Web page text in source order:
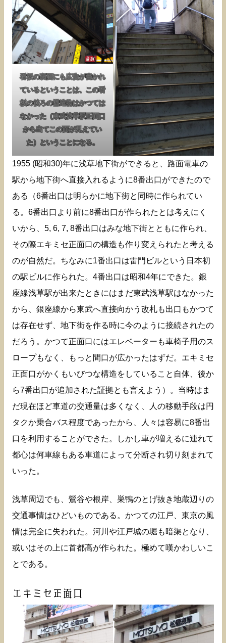
看板の裏面にも広告が書かれ
ているということは、この看
板の後ろの構造物はかつては
なかった（東武浅草駅正面口
から出てこの面が見えてい
た）ということになる。
1955 (昭和30)年に浅草地下街ができると、路面電車の
駅から地下街へ直接入れるように8番出口ができたので
ある（6番出口は明らかに地下街と同時に作られてい
る。6番出口より前に8番出口が作られたとは考えにく
いから、5, 6, 7, 8番出口はみな地下街とともに作られ、
その際エキミセ正面口の構造も作り変えられたと考える
のが自然だ。ちなみに1番出口は雷門ビルという日本初
の駅ビルに作られた。4番出口は昭和4年にできた。銀
座線浅草駅が出来たときにはまだ東武浅草駅はなかった
から、銀座線から東武へ直接向かう改札も出口もかつて
は存在せず、地下街を作る時に今のように接続されたの
だろう。かつて正面口にはエレベーターも車椅子用のス
ロープもなく、もっと間口が広かったはずだ。エキミセ
正面口がかくもいびつな構造をしていること自体、後か
ら7番出口が追加された証拠とも言えよう）。当時はま
だ現在ほど車道の交通量は多くなく、人の移動手段は円
タクか乗合バス程度であったから、人々は容易に8番出
口を利用することができた。しかし車が増えるに連れて
都心は何車線もある車道によって分断され切り刻まれて
いった。
浅草周辺でも、鶯谷や根岸、巣鴨のとげ抜き地蔵辺りの
交通事情はひどいものである。かつての江戸、東京の風
情は完全に失われた。河川や江戸城の堀も暗渠となり、
或いはその上に首都高が作られた。極めて嘆かわしいこ
とである。
エキミセ正面口